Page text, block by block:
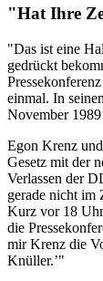
"Hat Ihre
"Das ist eine
gedrückt
einmal. In
November
Egon Krenz
Gesetz mit der
Verlassen der
gerade nicht im
Kurz vor 18
die
mir Krenz die
Knüller.’"